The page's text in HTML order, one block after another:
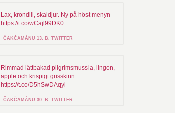
Lax, krondill, skaldjur. Ny på höst menyn
https://t.co/wCajl99DK0
ČAKČAMÁNU 13. B. TWITTER
Rimmad lättbakad pilgrimsmussla, lingon,
äpple och krispigt grisskinn
https://t.co/D5hSwDAqyi
ČAKČAMÁNU 30. B. TWITTER